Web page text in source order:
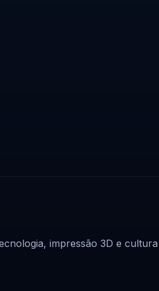
impressão 3D e cultura